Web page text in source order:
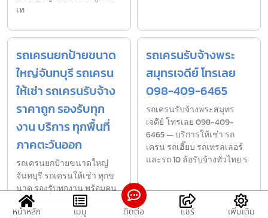
เท
รถเครนยกป้ายขนาด
ใหญ่จันทบุรี รถเครน
ให้เช่า รถเครนรับจ้าง
ราคาถูก รองรับทุก
งาน บริการ ทุกพื้นที่
ภาคตะวันออก
รถเครนยกป้ายขนาดใหญ่
จันทบุรี รถเครนให้เช่า ทุกข
นาด รองรับทุกงาน พร้อมคน
ขับผู้เชี่ยวชาญ รถเครนยก
ป้ายขนาดใหญ่จันทบุรี รถเค
รถเครนรับจ้างพระ
สมุทรเจดีย์ โทรเลย
098-409-6465
รถเครนรับจ้างพระสมุทร
เจดีย์ โทรเลย 098-409-
6465 — บริการให้เช่า รถ
เครน รถเฮี๊ยบ รถเทรลเลอร์
และรถ 10 ล้อรับจ้างทั่วไทย ร
หน้าหลัก เมนู ติดต่อ แชร์ เพิ่มเติม